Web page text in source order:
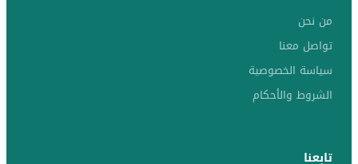
من نحن
تواصل معنا
سياسة الخصوصية
الشروط والأحكام
تابعنا